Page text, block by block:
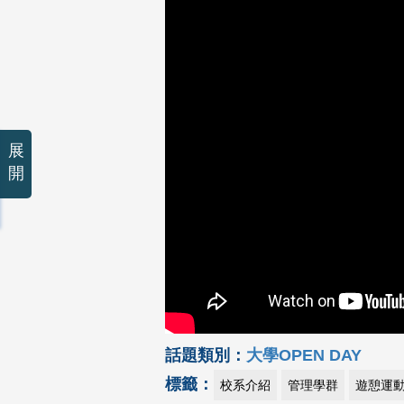
話題類別： 大學OPEN DAY
標籤：
校系介紹 管理學群 遊憩運
展
開